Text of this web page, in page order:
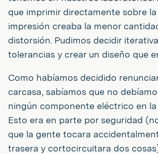
que imprimir directamente sobre
impresión creaba la menor
distorsión. Pudimos decidir
tolerancias y crear un diseño que
Como habíamos decidido
carcasa, sabíamos que no
ningún componente eléctrico en
Esto era en parte por seguridad
que la gente tocara
trasera y cortocircuitara dos